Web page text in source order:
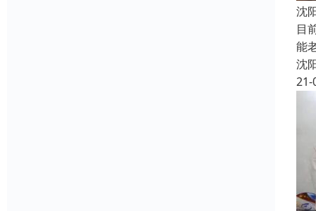
沈
目
能
沈
21-